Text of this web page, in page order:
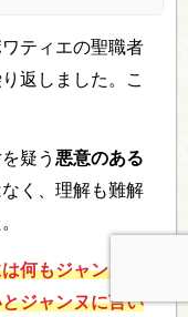
ティエの聖職者
返しました。こ
疑う 悪意のある
く、理解も難解
何もジャンヌに
ジャンヌに言い